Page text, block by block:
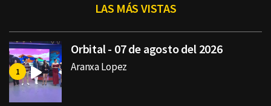
LAS MÁS VISTAS
Orbital - 07 de agosto del 2026
Aranxa Lopez